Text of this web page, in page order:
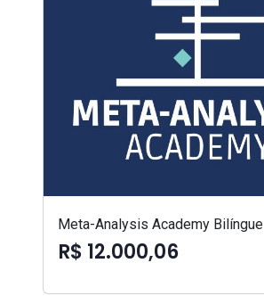
Meta-Analysis Academy Bilíngue
R$ 12.000,06